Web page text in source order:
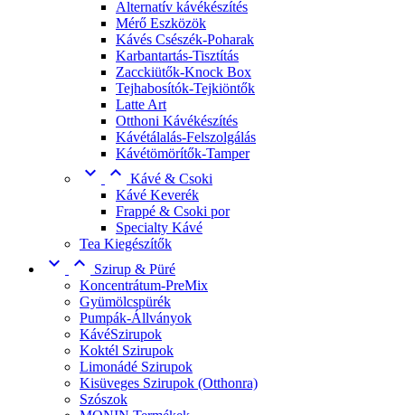
Alternatív kávékészítés
Mérő Eszközök
Kávés Csészék-Poharak
Karbantartás-Tisztítás
Zacckiütők-Knock Box
Tejhabosítók-Tejkiöntők
Latte Art
Otthoni Kávékészítés
Kávétálalás-Felszolgálás
Kávétömörítők-Tamper
  Kávé & Csoki
Kávé Keverék
Frappé & Csoki por
Specialty Kávé
Tea Kiegészítők
 
Szirup & Püré
Koncentrátum-PreMix
Gyümölcspürék
Pumpák-Állványok
KávéSzirupok
Koktél Szirupok
Limonádé Szirupok
Kisüveges Szirupok (Otthonra)
Szószok